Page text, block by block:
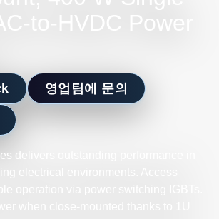
to-HVDC Power
영업팀에 문의
delivers outstanding performance in
electrical environments. Access